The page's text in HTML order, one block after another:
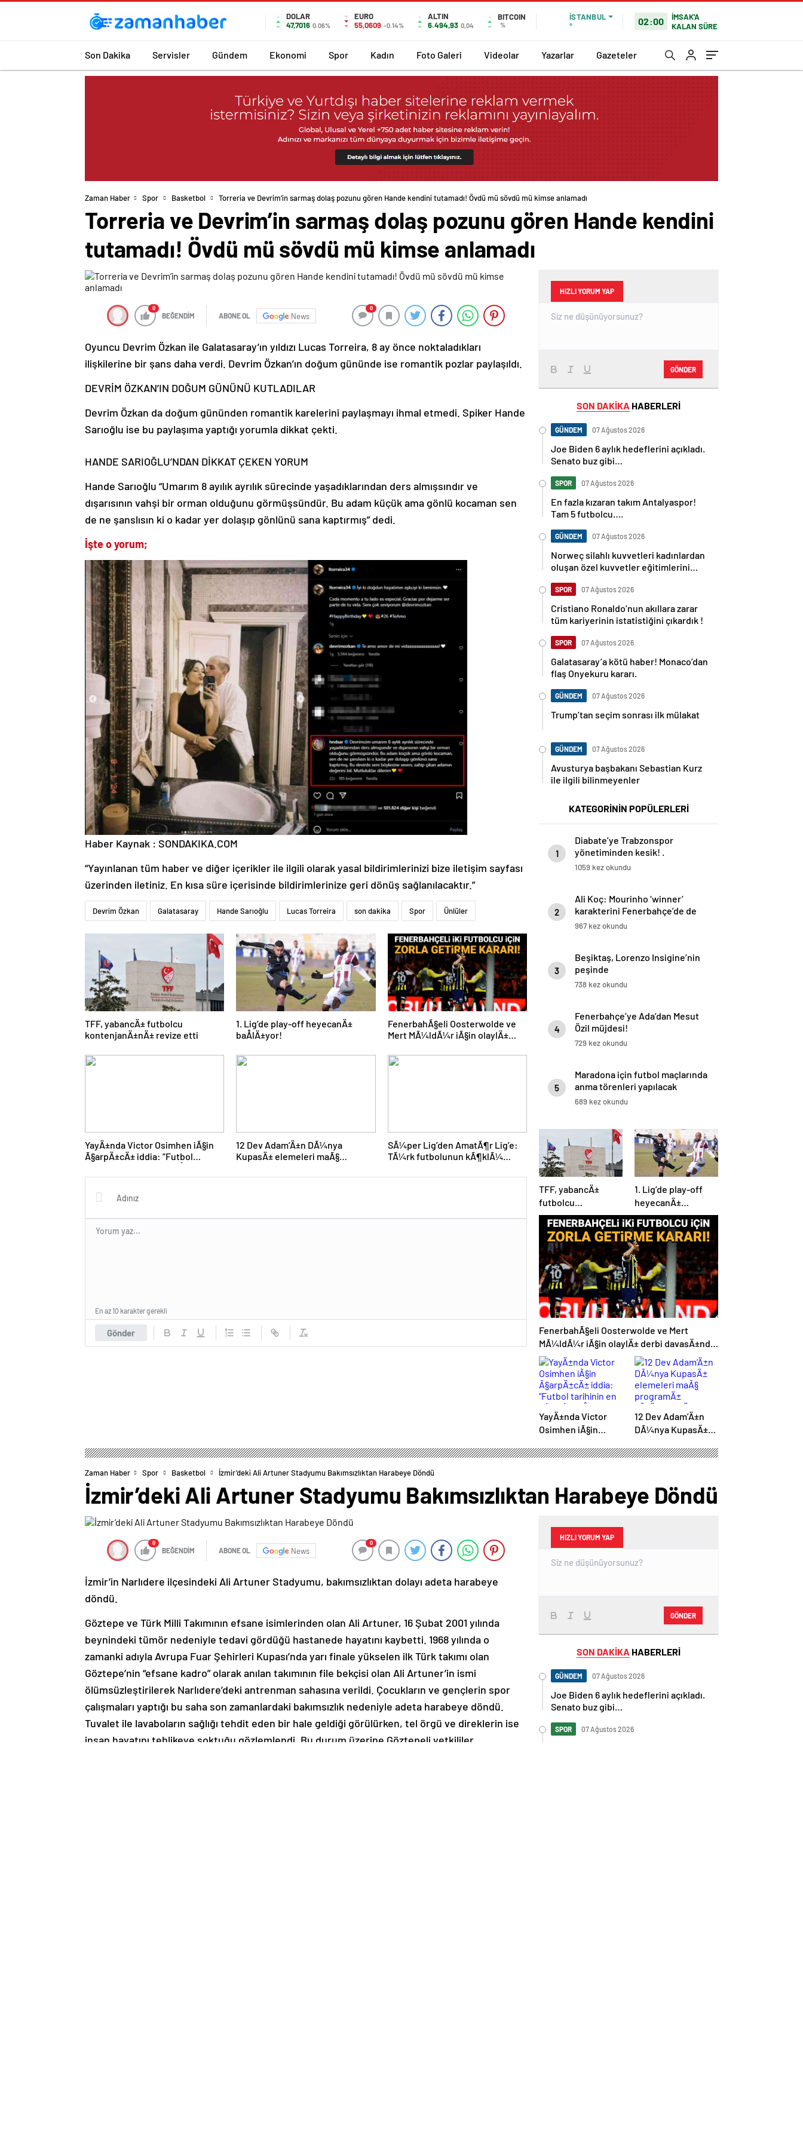
DOLAR
47,7016 0.06%
EURO
55,0609 -0.14%
ALTIN
6.494,93 0,04
BITCOIN
%
İSTANBUL
°
02:00
İMSAK'A
KALAN SÜRE
Son Dakika Servisler Gündem Ekonomi Spor Kadın Foto Galeri Videolar Yazarlar Gazeteler
Zaman Haber Spor Basketbol Torreria ve Devrim’in sarmaş dolaş pozunu gören Hande kendini tutamadı! Övdü mü sövdü mü kimse anlamadı
Torreria ve Devrim’in sarmaş dolaş pozunu gören Hande kendini
tutamadı! Övdü mü sövdü mü kimse anlamadı
0
BEĞENDİM ABONE OL News
0
Oyuncu Devrim Özkan ile Galatasaray’ın yıldızı Lucas Torreira, 8 ay önce noktaladıkları
ilişkilerine bir şans daha verdi. Devrim Özkan’ın doğum gününde ise romantik pozlar paylaşıldı.
DEVRİM ÖZKAN’IN DOĞUM GÜNÜNÜ KUTLADILAR
Devrim Özkan da doğum gününden romantik karelerini paylaşmayı ihmal etmedi. Spiker Hande
Sarıoğlu ise bu paylaşıma yaptığı yorumla dikkat çekti.
HANDE SARIOĞLU’NDAN DİKKAT ÇEKEN YORUM
Hande Sarıoğlu “Umarım 8 ayılık ayrılık sürecinde yaşadıklarından ders almışsındır ve
dışarısının vahşi bir orman olduğunu görmüşsündür. Bu adam küçük ama gönlü kocaman sen
de ne şanslısın ki o kadar yer dolaşıp gönlünü sana kaptırmış” dedi.
İşte o yorum;
Haber Kaynak : SONDAKIKA.COM
“Yayınlanan tüm haber ve diğer içerikler ile ilgili olarak yasal bildirimlerinizi bize iletişim sayfası
üzerinden iletiniz. En kısa süre içerisinde bildirimlerinize geri dönüş sağlanılacaktır.”
Devrim Özkan Galatasaray Hande Sarıoğlu Lucas Torreira son dakika Spor Ünlüler
TFF, yabancÄ± futbolcu
kontenjanÄ±nÄ± revize etti
1. Lig’de play-off heyecanÄ±
baÅlÄ±yor!
FenerbahÃ§eli Oosterwolde ve
Mert MÃ¼ldÃ¼r iÃ§in olaylÄ±
kararÄ±
YayÄ±nda Victor Osimhen iÃ§in
Ã§arpÄ±cÄ± iddia: “Futbol
olur!”
12 Dev Adam’Ä±n DÃ¼nya
KupasÄ± elemeleri maÃ§
SÃ¼per Lig’den AmatÃ¶r Lig’e:
TÃ¼rk futbolunun kÃ¶klÃ¼
Gönder
En az 10 karakter gerekli
HIZLI YORUM YAP
GÖNDER
SON DAKİKA HABERLERİ
GÜNDEM 07 Ağustos 2026
Joe Biden 6 aylık hedeflerini açıkladı.
Senato buz gibi…
SPOR 07 Ağustos 2026
En fazla kızaran takım Antalyaspor!
Tam 5 futbolcu….
GÜNDEM 07 Ağustos 2026
Norweç silahlı kuvvetleri kadınlardan
oluşan özel kuvvetler eğitimlerini
SPOR 07 Ağustos 2026
Cristiano Ronaldo’nun akıllara zarar
tüm kariyerinin istatistiğini çıkardık !
SPOR 07 Ağustos 2026
Galatasaray’a kötü haber! Monaco’dan
flaş Onyekuru kararı.
GÜNDEM 07 Ağustos 2026
Trump’tan seçim sonrası ilk mülakat
GÜNDEM 07 Ağustos 2026
Avusturya başbakanı Sebastian Kurz
ile ilgili bilinmeyenler
KATEGORİNİN POPÜLERLERİ
1
Diabate’ye Trabzonspor
yönetiminden kesik! .
1059 kez okundu
2
Ali Koç: Mourinho ‘winner’
karakterini Fenerbahçe’de de
uygulayacağını söyledi
967 kez okundu
3
Beşiktaş, Lorenzo Insigine’nin
peşinde
738 kez okundu
4
Fenerbahçe’ye Ada’dan Mesut
Özil müjdesi!
729 kez okundu
5
Maradona için futbol maçlarında
anma törenleri yapılacak
689 kez okundu
TFF, yabancÄ±
futbolcu
kontenjanÄ±nÄ±
revize etti
1. Lig’de play-off
heyecanÄ±
baÅlÄ±yor!
FenerbahÃ§eli Oosterwolde ve Mert
MÃ¼ldÃ¼r iÃ§in olaylÄ± derbi davasÄ±nda
zorla getirme kararÄ±
YayÄ±nda Victor
Osimhen iÃ§in
“Futbol tarihinin en
12 Dev Adam’Ä±n
DÃ¼nya KupasÄ±
programÄ±
Zaman Haber Spor Basketbol İzmir’deki Ali Artuner Stadyumu Bakımsızlıktan Harabeye Döndü
İzmir’deki Ali Artuner Stadyumu Bakımsızlıktan Harabeye Döndü
0
BEĞENDİM ABONE OL News
0
İzmir’in Narlıdere ilçesindeki Ali Artuner Stadyumu, bakımsızlıktan dolayı adeta harabeye
döndü.
Göztepe ve Türk Milli Takımının efsane isimlerinden olan Ali Artuner, 16 Şubat 2001 yılında
beynindeki tümör nedeniyle tedavi gördüğü hastanede hayatını kaybetti. 1968 yılında o
zamanki adıyla Avrupa Fuar Şehirleri Kupası’nda yarı finale yükselen ilk Türk takımı olan
Göztepe’nin “efsane kadro” olarak anılan takımının file bekçisi olan Ali Artuner’in ismi
ölümsüzleştirilerek Narlıdere’deki antrenman sahasına verildi. Çocukların ve gençlerin spor
çalışmaları yaptığı bu saha son zamanlardaki bakımsızlık nedeniyle adeta harabeye döndü.
Tuvalet ile lavaboların sağlığı tehdit eden bir hale geldiği görülürken, tel örgü ve direklerin ise
insan hayatını tehlikeye soktuğu gözlemlendi. Bu durum üzerine Göztepeli yetkililer,
HIZLI YORUM YAP
GÖNDER
SON DAKİKA HABERLERİ
GÜNDEM 07 Ağustos 2026
Joe Biden 6 aylık hedeflerini açıkladı.
Senato buz gibi…
SPOR 07 Ağustos 2026